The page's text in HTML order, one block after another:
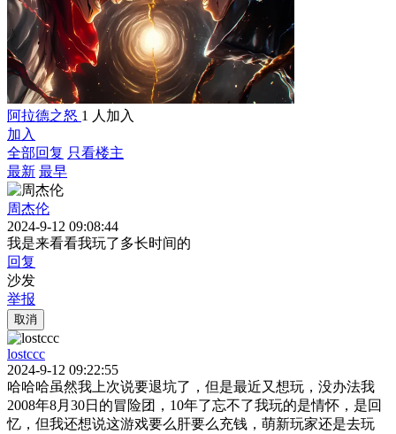
阿拉德之怒 1 人加入
加入
全部回复 只看楼主
最新 最早
周杰伦
2024-9-12 09:08:44
我是来看看我玩了多长时间的
回复
沙发
举报
取消
lostccc
2024-9-12 09:22:55
哈哈哈虽然我上次说要退坑了，但是最近又想玩，没办法我
2008年8月30日的冒险团，10年了忘不了我玩的是情怀，是回
忆，但我还想说这游戏要么肝要么充钱，萌新玩家还是去玩